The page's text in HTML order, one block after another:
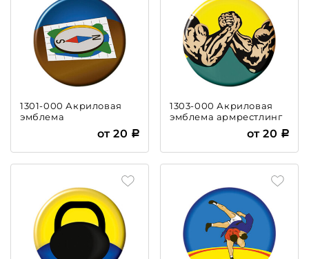
1301-000 Акриловая
эмблема
от 20
1303-000 Акриловая
эмблема армрестлинг
от 20